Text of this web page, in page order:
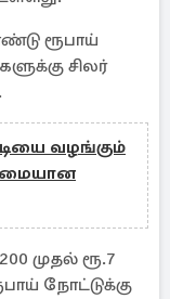
ரூபாய்
சிலர்
வழங்கும்
முதல் ரூ.7
நோட்டுக்கு